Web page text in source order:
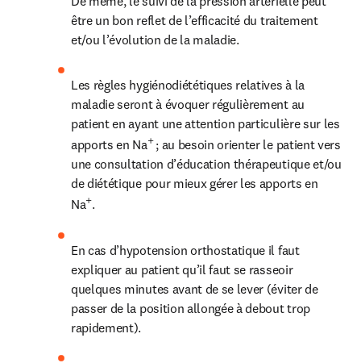
être un bon reflet de l’efficacité du traitement
et/ou l’évolution de la maladie.
Les règles hygiénodiététiques relatives à la
maladie seront à évoquer régulièrement au
patient en ayant une attention particulière sur les
apports en Na+ ; au besoin orienter le patient vers
une consultation d’éducation thérapeutique et/ou
de diététique pour mieux gérer les apports en
Na+.
En cas d’hypotension orthostatique il faut
expliquer au patient qu’il faut se rasseoir
quelques minutes avant de se lever (éviter de
passer de la position allongée à debout trop
rapidement).